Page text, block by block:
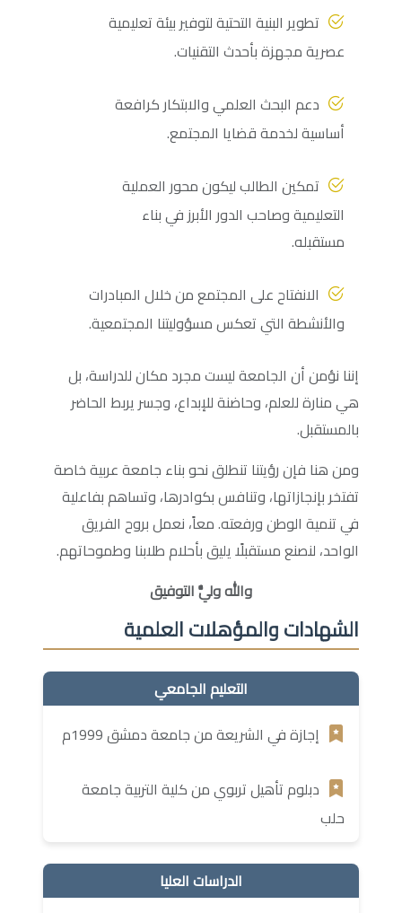
تطوير البنية التحتية لتوفير بيئة تعليمية
عصرية مجهزة بأحدث التقنيات.
دعم البحث العلمي والابتكار كرافعة
أساسية لخدمة قضايا المجتمع.
تمكين الطالب ليكون محور العملية
التعليمية وصاحب الدور الأبرز في بناء
مستقبله.
الانفتاح على المجتمع من خلال المبادرات
والأنشطة التي تعكس مسؤوليتنا المجتمعية.
إننا نؤمن أن الجامعة ليست مجرد مكان للدراسة، بل
هي منارة للعلم، وحاضنة للإبداع، وجسر يربط الحاضر
بالمستقبل.
ومن هنا فإن رؤيتنا تنطلق نحو بناء جامعة عربية خاصة
تفتخر بإنجازاتها، وتنافس بكوادرها، وتساهم بفاعلية
في تنمية الوطن ورفعته. معاً، نعمل بروح الفريق
الواحد، لنصنع مستقبلًا يليق بأحلام طلابنا وطموحاتهم.
والله وليُّ التوفيق
الشهادات والمؤهلات العلمية
التعليم الجامعي
إجازة في الشريعة من جامعة دمشق 1999م
دبلوم تأهيل تربوي من كلية التربية جامعة
حلب
الدراسات العليا